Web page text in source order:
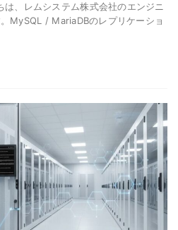
、レムシステム株式会社のエンジニ
MySQL / MariaDBのレプリケーショ